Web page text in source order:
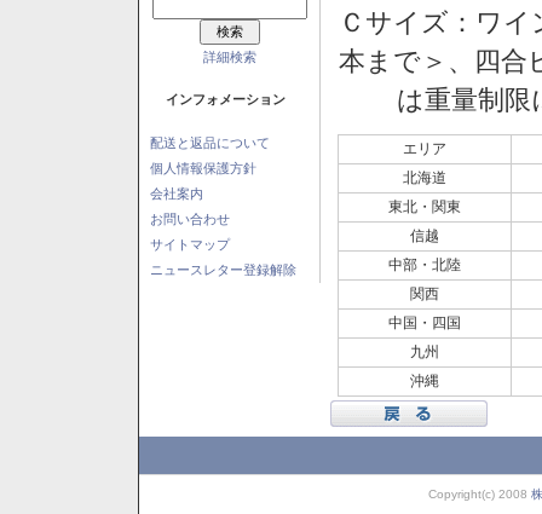
詳細検索
インフォメーション
配送と返品について
個人情報保護方針
会社案内
お問い合わせ
サイトマップ
ニュースレター登録解除
Ｃサイズ：ワイ
本まで＞、四
は重量制
エリア
北海道
東北・関東
信越
中部・北陸
関西
中国・四国
九州
沖縄
Copyright(c) 2008